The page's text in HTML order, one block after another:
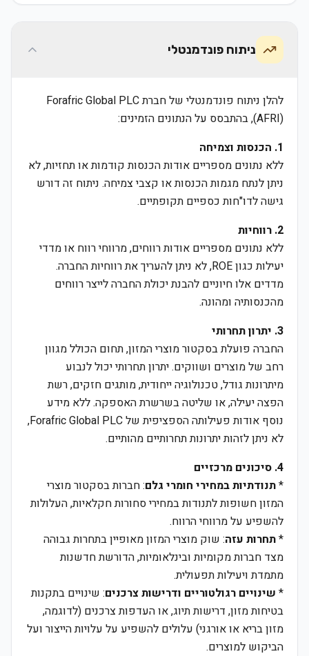
ניתוח פונדמנטלי
להלן ניתוח פונדמנטלי של חברת Forafric Global PLC
(AFRI), בהתבסס על הנתונים הזמינים:
1. הכנסות וצמיחה
ללא נתונים מספריים אודות הכנסות קודמות או תחזיות, לא
ניתן לנתח מגמות הכנסות או קצבי צמיחה. ניתוח זה דורש
גישה לדו"חות כספיים תקופתיים.
2. רווחיות
ללא נתונים מספריים אודות רווחים, מרווחי רווח או מדדי
יעילות כגון ROE, לא ניתן להעריך את רווחיות החברה.
מדדים אלו חיוניים להבנת יכולת החברה לייצר רווחים
מהכנסותיה ומהונה.
3. יתרון תחרותי
החברה פועלת בסקטור מוצרי המזון, תחום הכולל מגוון
רחב של מוצרים ושווקים. יתרון תחרותי יכול לנבוע
מיתרונות גודל, טכנולוגיה ייחודית, מותגים חזקים, רשת
הפצה יעילה, או שליטה בשרשרת האספקה. ללא מידע
נוסף אודות פעילותה הספציפית של Forafric Global PLC,
לא ניתן לזהות יתרונות תחרותיים מהותיים.
4. סיכונים מרכזיים
*תנודתיות במחירי חומרי גלם: חברות בסקטור מוצרי
המזון חשופות לתנודות במחירי סחורות חקלאיות, העלולות
להשפיע על מרווחי הרווח.
*תחרות עזה: שוק מוצרי המזון מאופיין בתחרות גבוהה
מצד חברות מקומיות ובינלאומיות, הדורשת חדשנות
מתמדת ויעילות תפעולית.
* שינויים רגולטוריים ודרישות צרכנים: שינויים בתקנות
בטיחות מזון, דרישות תיוג, או העדפות צרכנים (לדוגמה,
מזון בריא או אורגני) עלולים להשפיע על עלויות הייצור ועל
הביקוש למוצרים.